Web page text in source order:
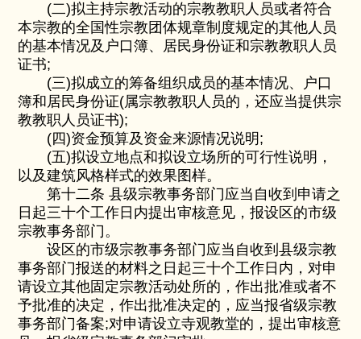
(二)拟主持宗教活动的宗教教职人员或者符合
本宗教的全国性宗教团体规章制度规定的其他人员
的基本情况及户口簿、居民身份证和宗教教职人员
证书;
(三)拟成立的筹备组织成员的基本情况、户口
簿和居民身份证(属宗教教职人员的，还应当提供宗
教教职人员证书);
(四)资金预算及资金来源情况说明;
(五)拟设立地点和拟设立场所的可行性说明，
以及建筑风格样式的效果图样。
第十二条 县级宗教事务部门应当自收到申请之
日起三十个工作日内提出审核意见，报设区的市级
宗教事务部门。
设区的市级宗教事务部门应当自收到县级宗教
事务部门报送的材料之日起三十个工作日内，对申
请设立其他固定宗教活动处所的，作出批准或者不
予批准的决定，作出批准决定的，应当报省级宗教
事务部门备案;对申请设立寺观教堂的，提出审核意